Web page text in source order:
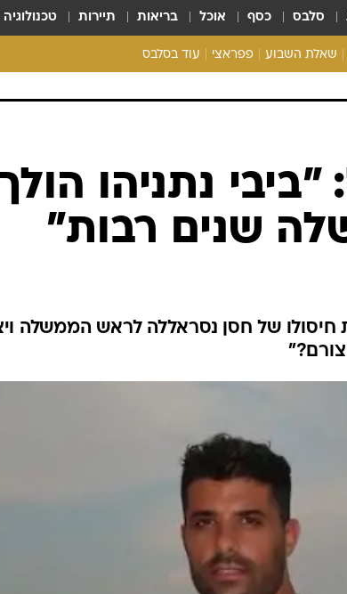
סלבס כסף אוכל בריאות תיירות טכנולוגיה
שאלת השבוע פפראצי עוד בסלבס
רכלו לנו
נתניהו הולך
שנים רבות"
חיסולו של חסן נסראללה לראש הממשלה
צורם?"